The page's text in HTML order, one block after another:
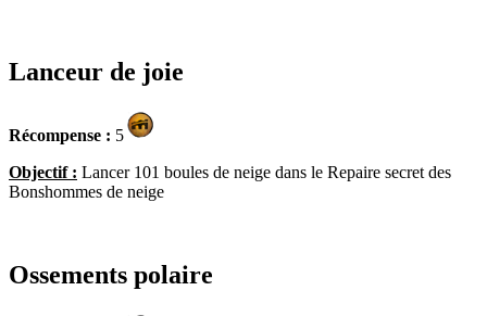
Lanceur de joie
Récompense : 5
Objectif : Lancer 101 boules de neige dans le Repaire secret des
Bonshommes de neige
Ossements polaire